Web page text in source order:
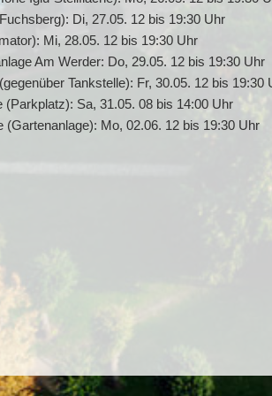
Di, 27.05. 12 bis 19:30 Uhr
Mi, 28.05. 12 bis 19:30 Uhr
Am Werder: Do, 29.05. 12 bis 19:30 Uhr
Tankstelle): Fr, 30.05. 12 bis 19:30
(Parkplatz): Sa, 31.05. 08 bis 14:00 Uhr
(Gartenanlage): Mo, 02.06. 12 bis 19:30 Uhr